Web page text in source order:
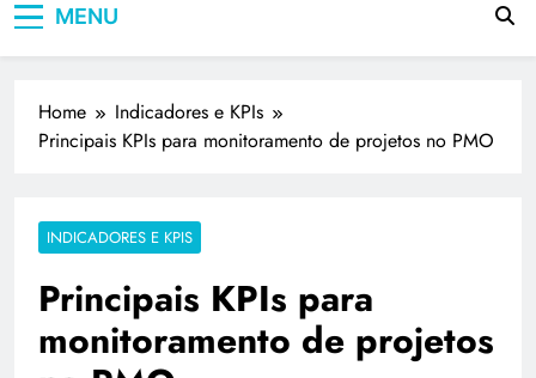
MENU
Home
Indicadores e KPIs
Principais KPIs para monitoramento de projetos no PMO
INDICADORES E KPIS
Principais KPIs para
monitoramento de projetos